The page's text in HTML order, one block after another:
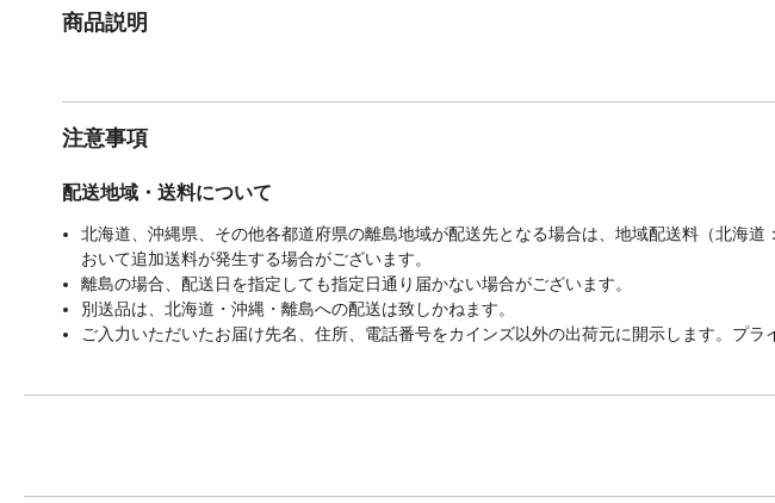
商品説明
注意事項
配送地域・送料について
北海道、沖縄県、その他各都道府県の離島地域が配送先となる場合は、地域配送料（北海
おいて追加送料が発生する場合がございます。
離島の場合、配送日を指定しても指定日通り届かない場合がございます。
別送品は、北海道・沖縄・離島への配送は致しかねます。
ご入力いただいたお届け先名、住所、電話番号をカインズ以外の出荷元に開示します。プラ